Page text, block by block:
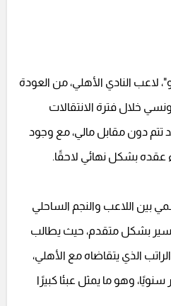
لاعب النادي الأهلي، من العودة
خلال فترة الانتقالات
تتم دون مقابل مالي، مع وجود
عقده بشكل نهائي لاحقًا.
بين اللاعب والنجم الساحلي
تسير بشكل متقدم، حيث يطالب
الذي يتقاضاه مع الأهلي،
600 ألف دولار سنويًا، وهو ما يمثل عبئا كبيرًا